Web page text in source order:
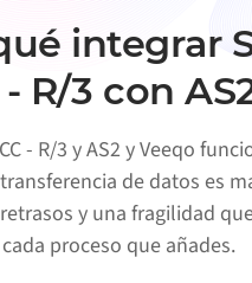
integrar
- R/3 con
- R/3 y AS2 y Veeqo
de datos es
y una fragilidad
proceso que añades.